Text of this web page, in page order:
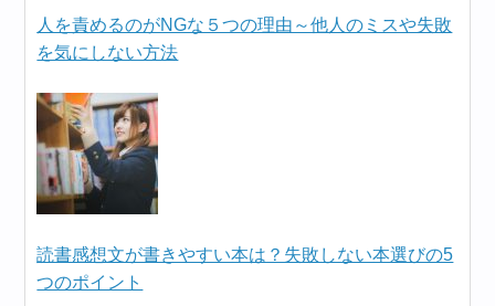
人を責めるのがNGな５つの理由～他人のミスや失敗
を気にしない方法
読書感想文が書きやすい本は？失敗しない本選びの5
つのポイント